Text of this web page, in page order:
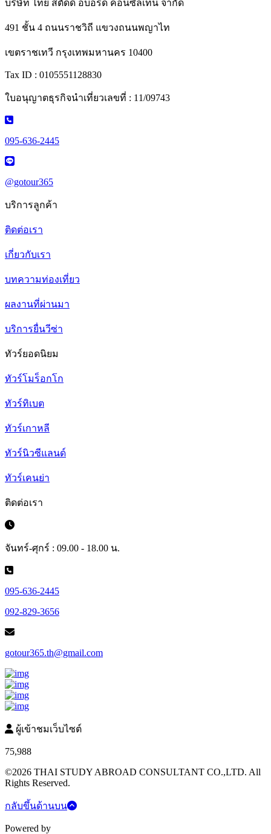
บริษัท ไทย สตัดดี้ อบอร์ด คอนซัลเทน จำกัด
491 ชั้น 4 ถนนราชวิถี แขวงถนนพญาไท
เขตราชเทวี กรุงเทพมหานคร 10400
Tax ID : 0105551128830
ใบอนุญาตธุรกิจนำเที่ยวเลขที่ : 11/09743
095-636-2445
@gotour365
บริการลูกค้า
ติดต่อเรา
เกี่ยวกับเรา
บทความท่องเที่ยว
ผลงานที่ผ่านมา
บริการยื่นวีซ่า
ทัวร์ยอดนิยม
ทัวร์โมร็อกโก
ทัวร์ทิเบต
ทัวร์เกาหลี
ทัวร์นิวซีแลนด์
ทัวร์เคนย่า
ติดต่อเรา
จันทร์-ศุกร์ : 09.00 - 18.00 น.
095-636-2445
092-829-3656
gotour365.th@gmail.com
ผู้เข้าชมเว็บไซต์
75,988
©2026 THAI STUDY ABROAD CONSULTANT CO.,LTD. All
Rights Reserved.
กลับขึ้นด้านบน
Powered by